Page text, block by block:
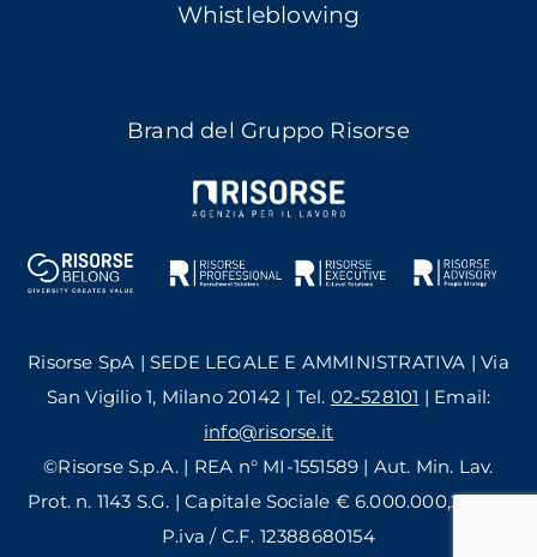
Whistleblowing
Brand del Gruppo Risorse
Risorse SpA | SEDE LEGALE E AMMINISTRATIVA | Via
San Vigilio 1, Milano 20142 | Tel. 02-528101 | Email:
info@risorse.it
©Risorse S.p.A. | REA n° MI-1551589 | Aut. Min. Lav.
Prot. n. 1143 S.G. | Capitale Sociale € 6.000.000,24 i.v. |
P.iva / C.F. 12388680154